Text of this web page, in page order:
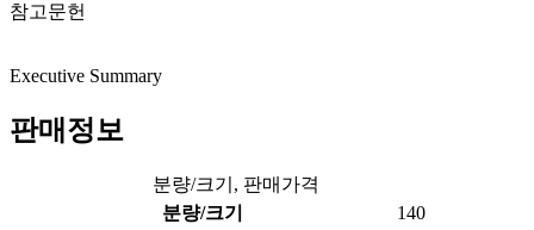
참고문헌
Executive Summary
판매정보
분량/크기, 판매가격
분량/크기
140